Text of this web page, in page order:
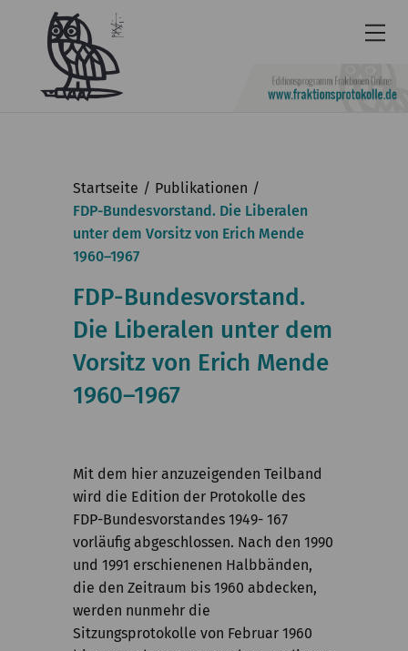
Leichte
Sprache
English
KGParl
Aktuelles
Institut
Forschung
Publikationen
Startseite
Publikationen
FDP-Bundesvorstand. Die Liberalen
unter dem Vorsitz von Erich Mende
1960–1967
FDP-Bundesvorstand.
Die Liberalen unter dem
Vorsitz von Erich Mende
1960–1967
Mit dem hier anzuzeigenden Teilband
wird die Edition der Protokolle des
FDP-Bundesvorstandes 1949- 167
vorläufig abgeschlossen. Nach den 1990
und 1991 erschienenen Halbbänden,
die den Zeitraum bis 1960 abdecken,
werden nunmehr die
Sitzungsprotokolle von Februar 1960